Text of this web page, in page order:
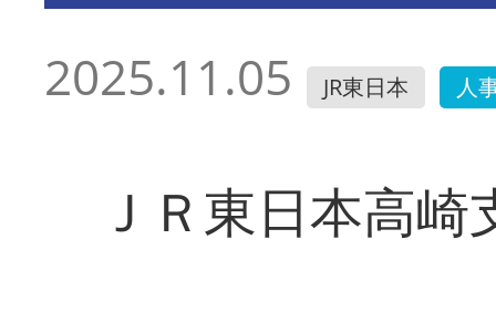
2025.11.05 JR東日本 人
ＪＲ東日本高崎